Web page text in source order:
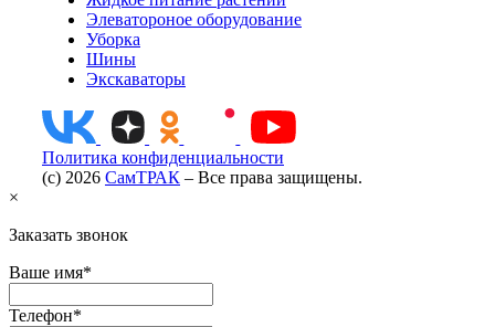
Элеватороное оборудование
Уборка
Шины
Экскаваторы
Политика конфиденциальности
(c) 2026 СамТРАК – Все права защищены.
×
Заказать звонок
Ваше имя*
Телефон*